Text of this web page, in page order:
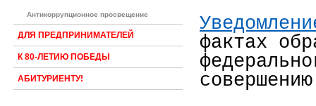
Антикоррупционное просвещение
ДЛЯ ПРЕДПРИНИМАТЕЛЕЙ
К 80-ЛЕТИЮ ПОБЕДЫ
АБИТУРИЕНТУ!
фактах